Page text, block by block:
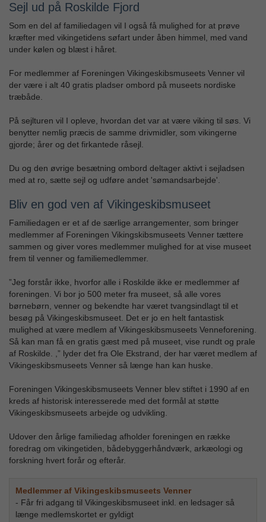
Sejl ud på Roskilde Fjord
Som en del af familiedagen vil I også få mulighed for at prøve
kræfter med vikingetidens søfart under åben himmel, med vand
under kølen og blæst i håret.
For medlemmer af Foreningen Vikingeskibsmuseets Venner vil
der være i alt 40 gratis pladser ombord på museets nordiske
træbåde.
På sejlturen vil I opleve, hvordan det var at være viking til søs. Vi
benytter nemlig præcis de samme drivmidler, som vikingerne
gjorde; årer og det firkantede råsejl.
Du og den øvrige besætning ombord deltager aktivt i sejladsen
med at ro, sætte sejl og udføre andet 'sømandsarbejde'.
Bliv en god ven af Vikingeskibsmuseet
Familiedagen er et af de særlige arrangementer, som bringer
medlemmer af Foreningen Vikingskibsmuseets Venner tættere
sammen og giver vores medlemmer mulighed for at vise museet
frem til venner og familiemedlemmer.
”Jeg forstår ikke, hvorfor alle i Roskilde ikke er medlemmer af
foreningen. Vi bor jo 500 meter fra museet, så alle vores
børnebørn, venner og bekendte har været tvangsindlagt til et
besøg på Vikingeskibsmuseet. Det er jo en helt fantastisk
mulighed at være medlem af Vikingeskibsmuseets Venneforening.
Så kan man få en gratis gæst med på museet, vise rundt og prale
af Roskilde. ,” lyder det fra Ole Ekstrand, der har været medlem af
Vikingeskibsmuseets Venner så længe han kan huske.
Foreningen Vikingeskibsmuseets Venner blev stiftet i 1990 af en
kreds af historisk interesserede med det formål at støtte
Vikingeskibsmuseets arbejde og udvikling.
Udover den årlige familiedag afholder foreningen en række
foredrag om vikingetiden, bådebyggerhåndværk, arkæologi og
forskning hvert forår og efterår.
Medlemmer af Vikingeskibsmuseets Venner
- Får fri adgang til Vikingeskibsmuseet inkl. en ledsager så
længe medlemskortet er gyldigt